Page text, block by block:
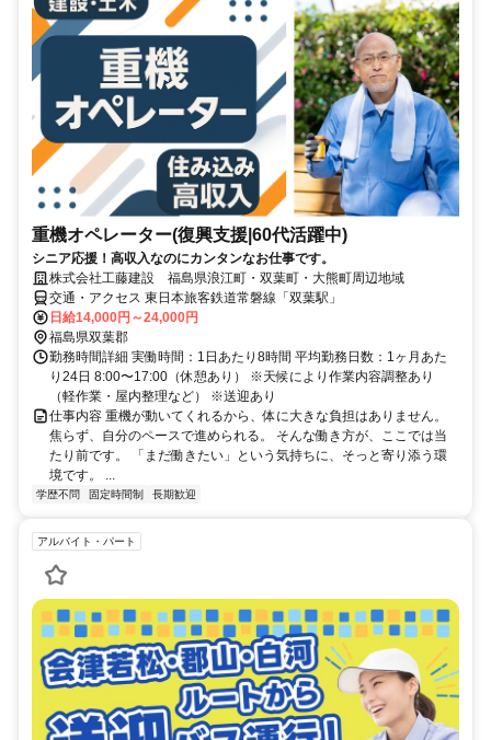
重機オペレーター(復興支援|60代活躍中)
シニア応援！高収入なのにカンタンなお仕事です。
株式会社工藤建設 福島県浪江町・双葉町・大熊町周辺地域
交通・アクセス 東日本旅客鉄道常磐線「双葉駅」
日給14,000円～24,000円
福島県双葉郡
勤務時間詳細 実働時間：1日あたり8時間 平均勤務日数：1ヶ月あた
り24日 8:00〜17:00（休憩あり） ※天候により作業内容調整あり
（軽作業・屋内整理など） ※送迎あり
仕事内容 重機が動いてくれるから、体に大きな負担はありません。
焦らず、自分のペースで進められる。 そんな働き方が、ここでは当
たり前です。 「まだ働きたい」という気持ちに、そっと寄り添う環
境です。 ...
学歴不問 固定時間制 長期歓迎
アルバイト・パート